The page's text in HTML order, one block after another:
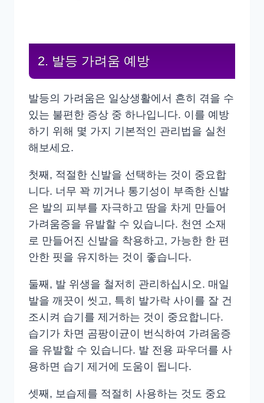
2. 발등 가려움 예방
발등의 가려움은 일상생활에서 흔히 겪을 수
있는 불편한 증상 중 하나입니다. 이를 예방
하기 위해 몇 가지 기본적인 관리법을 실천
해보세요.
첫째, 적절한 신발을 선택하는 것이 중요합
니다. 너무 꽉 끼거나 통기성이 부족한 신발
은 발의 피부를 자극하고 땀을 차게 만들어
가려움증을 유발할 수 있습니다. 천연 소재
로 만들어진 신발을 착용하고, 가능한 한 편
안한 핏을 유지하는 것이 좋습니다.
둘째, 발 위생을 철저히 관리하십시오. 매일
발을 깨끗이 씻고, 특히 발가락 사이를 잘 건
조시켜 습기를 제거하는 것이 중요합니다.
습기가 차면 곰팡이균이 번식하여 가려움증
을 유발할 수 있습니다. 발 전용 파우더를 사
용하면 습기 제거에 도움이 됩니다.
셋째, 보습제를 적절히 사용하는 것도 중요